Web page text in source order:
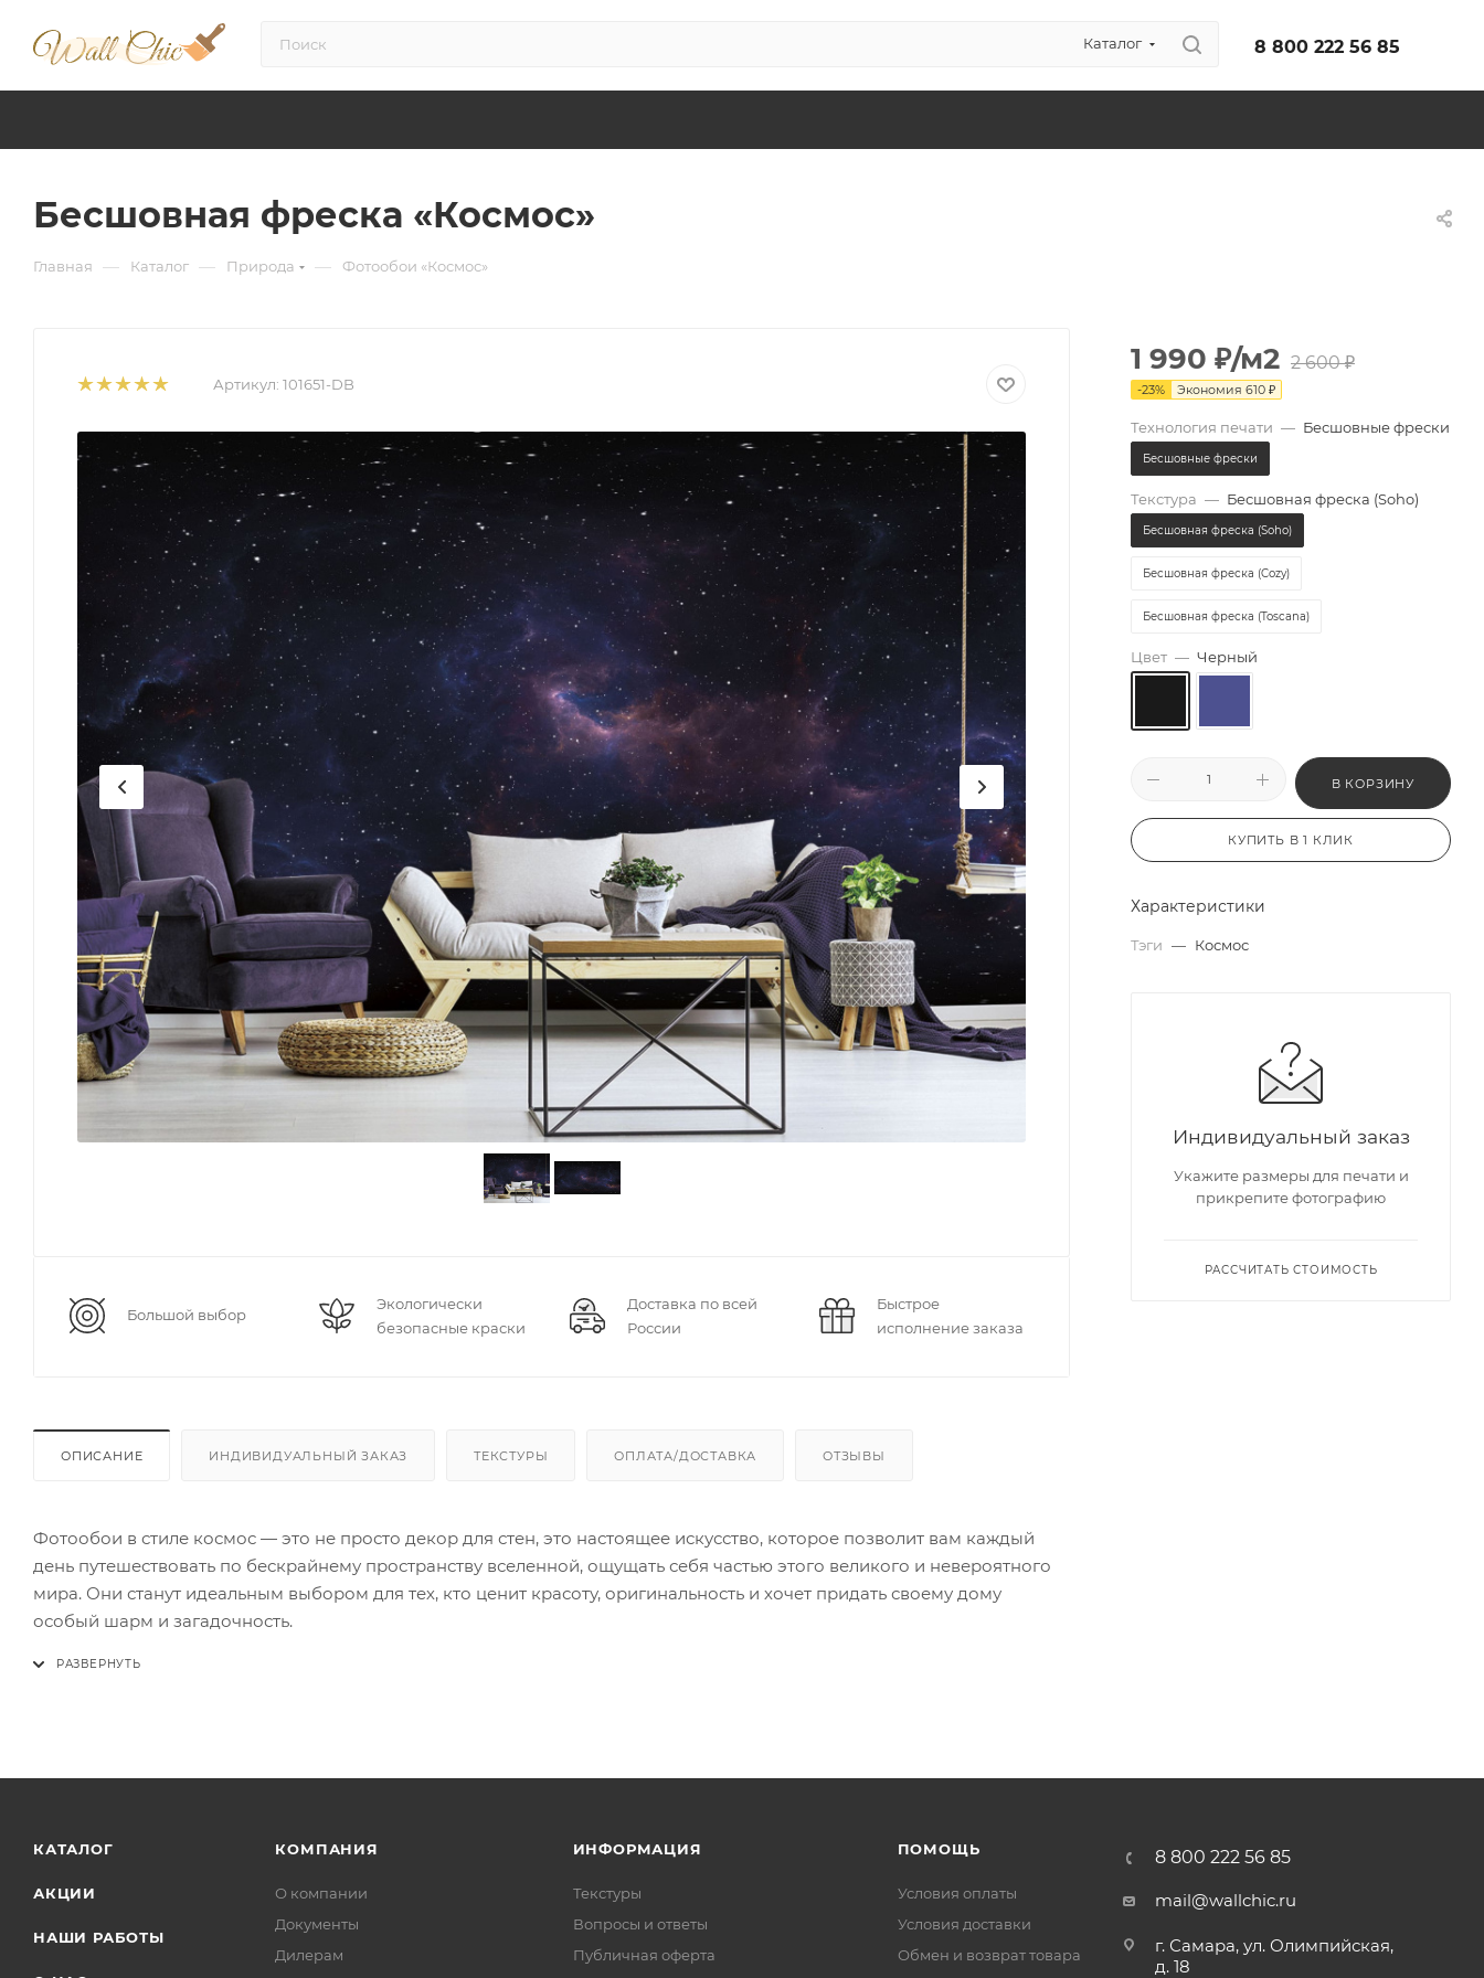
Каталог 8 800 222 56 85
Бесшовная фреска «Космос»
Главная — Каталог — Природа — Фотообои «Космос»
Артикул: 101651-DB
Большой выбор
Экологически
безопасные краски
Доставка по всей
России
Быстрое
исполнение заказа
ОПИСАНИЕ ИНДИВИДУАЛЬНЫЙ ЗАКАЗ ТЕКСТУРЫ ОПЛАТА/ДОСТАВКА ОТЗЫВЫ
Фотообои в стиле космос — это не просто декор для стен, это настоящее искусство, которое позволит вам каждый
день путешествовать по бескрайнему пространству вселенной, ощущать себя частью этого великого и невероятного
мира. Они станут идеальным выбором для тех, кто ценит красоту, оригинальность и хочет придать своему дому
особый шарм и загадочность.
1 990 ₽/м2 2 600₽
-23% Экономия 610 ₽
Технология печати — Бесшовные фрески
Бесшовные фрески
Текстура — Бесшовная фреска (Soho)
Бесшовная фреска (Soho)
Бесшовная фреска (Cozy)
Бесшовная фреска (Toscana)
Цвет — Черный
В КОРЗИНУ
КУПИТЬ В 1 КЛИК
Характеристики
Тэги — Космос
Индивидуальный заказ
Укажите размеры для печати и
прикрепите фотографию
РАССЧИТАТЬ СТОИМОСТЬ
КАТАЛОГ
АКЦИИ
НАШИ РАБОТЫ
КОМПАНИЯ
О компании
Документы
Дилерам
ИНФОРМАЦИЯ
Текстуры
Вопросы и ответы
Публичная оферта
ПОМОЩЬ
Условия оплаты
Условия доставки
Обмен и возврат товара
8 800 222 56 85
mail@wallchic.ru
г. Самара, ул. Олимпийская,
д. 18